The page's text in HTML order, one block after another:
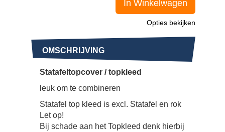
In Winkelwagen
Opties bekijken
OMSCHRIJVING
Statafeltopcover / topkleed
leuk om te combineren
Statafel top kleed is excl. Statafel en rok
Let op!
Bij schade aan het Topkleed denk hierbij